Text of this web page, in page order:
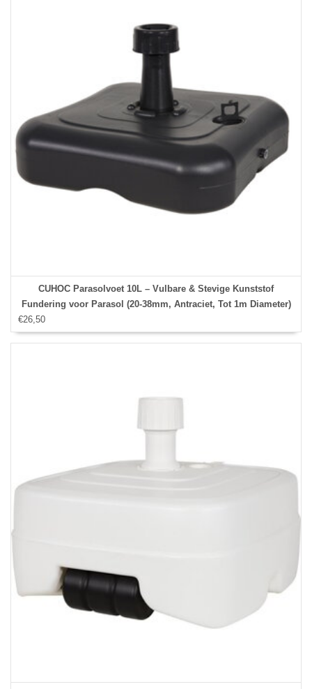
CUHOC Parasolvoet 10L – Vulbare & Stevige Kunststof
Fundering voor Parasol (20-38mm, Antraciet, Tot 1m Diameter)
€26,50